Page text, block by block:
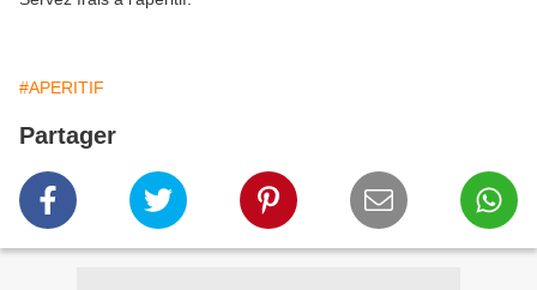
#APERITIF
Partager